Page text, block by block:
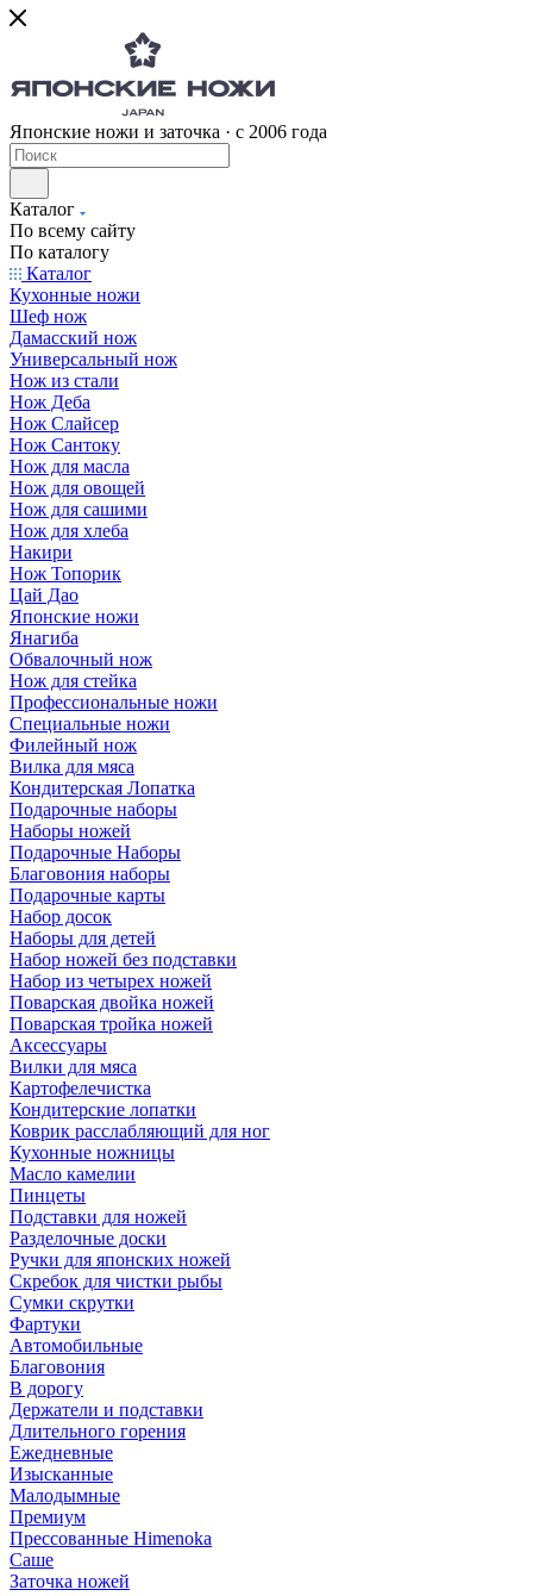
Японские ножи и заточка · с 2006 года
Каталог
По всему сайту
По каталогу
Каталог
Кухонные ножи
Шеф нож
Дамасский нож
Универсальный нож
Нож из стали
Нож Деба
Нож Слайсер
Нож Сантоку
Нож для масла
Нож для овощей
Нож для сашими
Нож для хлеба
Накири
Нож Топорик
Цай Дао
Японские ножи
Янагиба
Обвалочный нож
Нож для стейка
Профессиональные ножи
Специальные ножи
Филейный нож
Вилка для мяса
Кондитерская Лопатка
Подарочные наборы
Наборы ножей
Подарочные Наборы
Благовония наборы
Подарочные карты
Набор досок
Наборы для детей
Набор ножей без подставки
Набор из четырех ножей
Поварская двойка ножей
Поварская тройка ножей
Аксессуары
Вилки для мяса
Картофелечистка
Кондитерские лопатки
Коврик расслабляющий для ног
Кухонные ножницы
Масло камелии
Пинцеты
Подставки для ножей
Разделочные доски
Ручки для японских ножей
Скребок для чистки рыбы
Сумки скрутки
Фартуки
Автомобильные
Благовония
В дорогу
Держатели и подставки
Длительного горения
Ежедневные
Изысканные
Малодымные
Премиум
Прессованные Himenoka
Саше
Заточка ножей